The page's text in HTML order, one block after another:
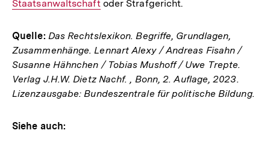
Link:
Staatsanwaltschaftoder Strafgericht.
Quelle: Das Rechtslexikon. Begriffe, Grundlagen,
Zusammenhänge. Lennart Alexy / Andreas Fisahn /
Susanne Hähnchen / Tobias Mushoff / Uwe Trepte.
Verlag J.H.W. Dietz Nachf. , Bonn, 2. Auflage, 2023.
Lizenzausgabe: Bundeszentrale für politische Bildung.
Siehe auch: